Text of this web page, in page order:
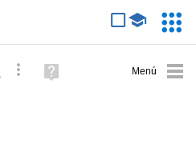
Búsqueda avanzada
Ayuda
(en